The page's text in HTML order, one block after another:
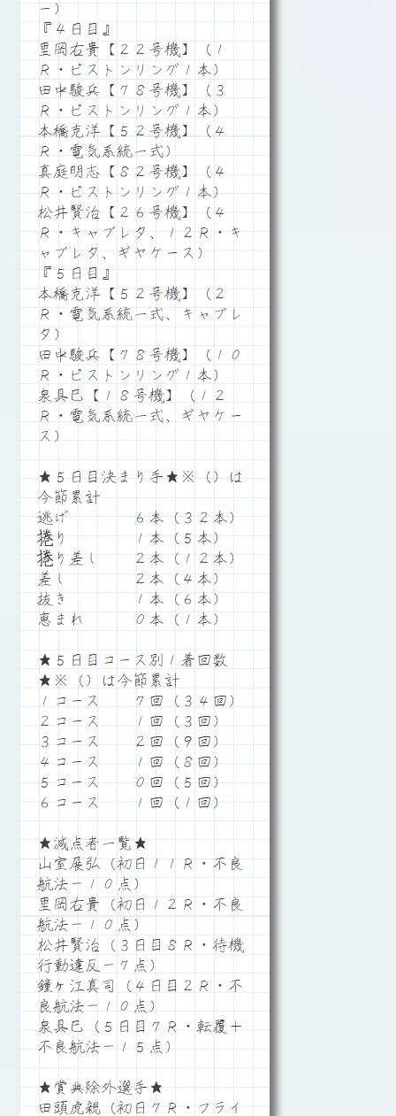
ー）
『４日目』
里岡右貴【２２号機】（１
Ｒ・ピストンリング１本）
田中駿兵【７８号機】（３
Ｒ・ピストンリング１本）
本橋克洋【５２号機】（４
Ｒ・電気系統一式）
真庭明志【８２号機】（４
Ｒ・ピストンリング１本）
松井賢治【２６号機】（４
Ｒ・キャブレタ、１２Ｒ・キ
ャブレタ、ギヤケース）
『５日目』
本橋克洋【５２号機】（２
Ｒ・電気系統一式、キャブレ
タ）
田中駿兵【７８号機】（１０
Ｒ・ピストンリング１本）
泉具巳【１８号機】（１２
Ｒ・電気系統一式、ギヤケー
ス）
★５日目決まり手★※（）は
今節累計
逃げ ６本（３２本）
捲り １本（５本）
捲り差し ２本（１２本）
差し ２本（４本）
抜き １本（６本）
恵まれ ０本（１本）
★５日目コース別１着回数
★※（）は今節累計
１コース ７回（３４回）
２コース １回（３回）
３コース ２回（９回）
４コース １回（８回）
５コース ０回（５回）
６コース １回（１回）
★減点者一覧★
山室展弘（初日１１Ｒ・不良
航法－１０点）
里岡右貴（初日１２Ｒ・不良
航法－１０点）
松井賢治（３日目８Ｒ・待機
行動違反－７点）
鐘ヶ江真司（４日目２Ｒ・不
良航法－１０点）
泉具巳（５日目７Ｒ・転覆＋
不良航法－１５点）
★賞典除外選手★
田頭虎親（初日７Ｒ・フライ